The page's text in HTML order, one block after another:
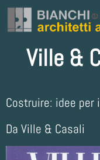
Ville &
Costruire: idee per
Da Ville & Casali